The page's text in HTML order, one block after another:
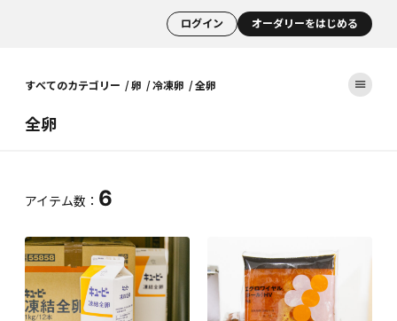
ログイン オーダリーをはじめる
すべてのカテゴリー 卵 冷凍卵 全卵
全卵
アイテム数： 6